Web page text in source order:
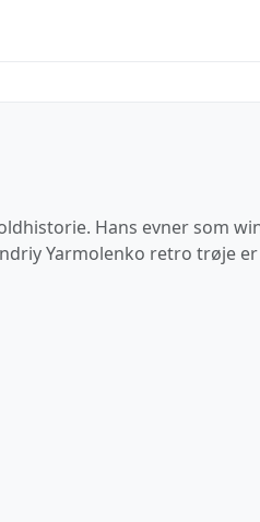
Hans evner som
Yarmolenko retro trøje